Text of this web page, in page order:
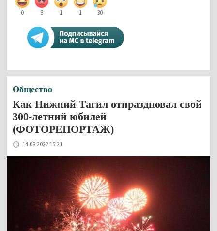
0 8 1 1 30
Общество
Как Нижний Тагил отпраздновал свой
300-летний юбилей
(ФОТОРЕПОРТАЖ)
14.08.2022 15:21